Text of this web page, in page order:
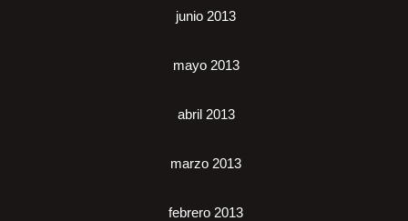
junio 2013
mayo 2013
abril 2013
marzo 2013
febrero 2013